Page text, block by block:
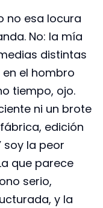
no esa locura
No: la mía
distintas
el hombro
tiempo, ojo.
ni un brote
edición
soy la peor
que parece
serio,
y la